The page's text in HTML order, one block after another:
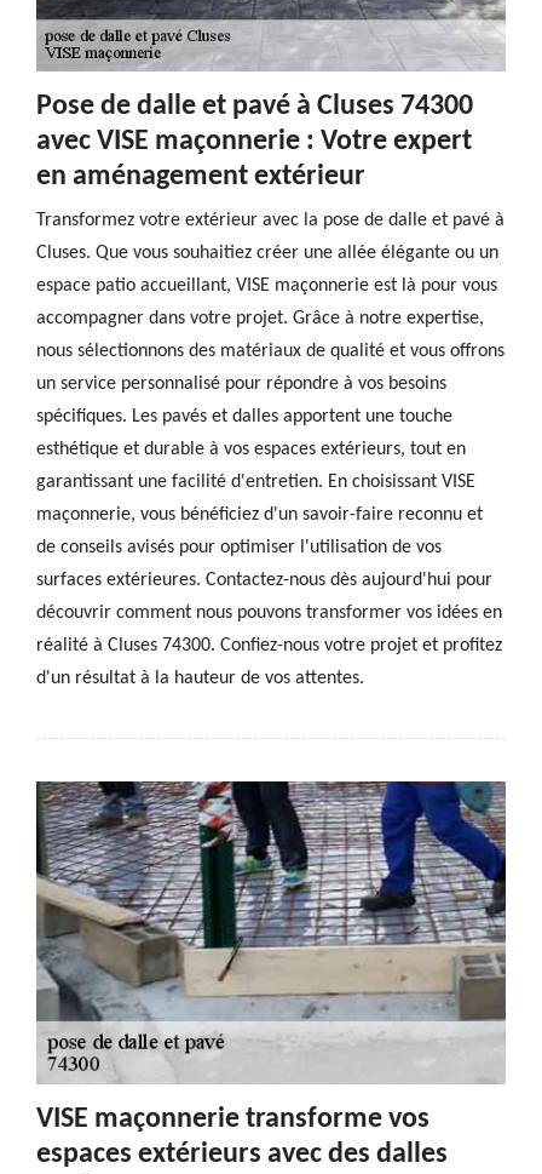
Pose de dalle et pavé à Cluses 74300
avec VISE maçonnerie : Votre expert
en aménagement extérieur
Transformez votre extérieur avec la pose de dalle et pavé à
Cluses. Que vous souhaitiez créer une allée élégante ou un
espace patio accueillant, VISE maçonnerie est là pour vous
accompagner dans votre projet. Grâce à notre expertise,
nous sélectionnons des matériaux de qualité et vous offrons
un service personnalisé pour répondre à vos besoins
spécifiques. Les pavés et dalles apportent une touche
esthétique et durable à vos espaces extérieurs, tout en
garantissant une facilité d'entretien. En choisissant VISE
maçonnerie, vous bénéficiez d'un savoir-faire reconnu et
de conseils avisés pour optimiser l'utilisation de vos
surfaces extérieures. Contactez-nous dès aujourd'hui pour
découvrir comment nous pouvons transformer vos idées en
réalité à Cluses 74300. Confiez-nous votre projet et profitez
d'un résultat à la hauteur de vos attentes.
VISE maçonnerie transforme vos
espaces extérieurs avec des dalles